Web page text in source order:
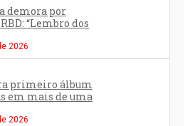
demora por
“Lembro dos
2026
primeiro álbum
em mais de uma
2026